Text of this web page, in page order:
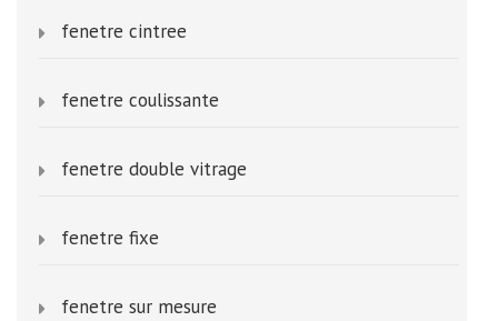
fenetre cintree
fenetre coulissante
fenetre double vitrage
fenetre fixe
fenetre sur mesure